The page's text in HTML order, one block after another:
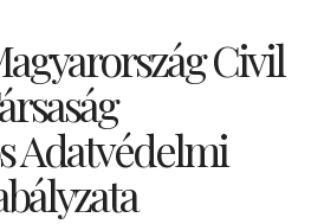
Civil
Adatvédelmi